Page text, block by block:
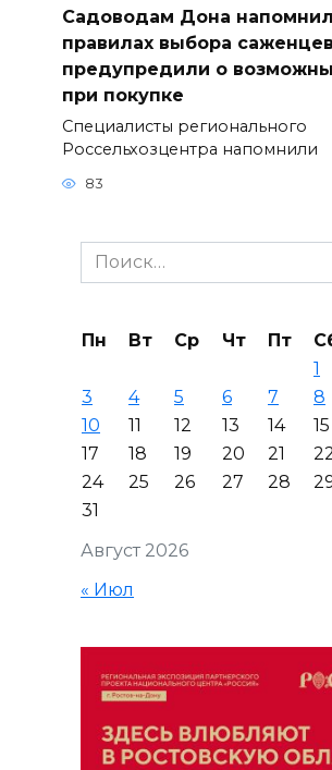
Садоводам Дона
правилах выбора
предупредили о
при покупке
Специалисты регионального
Россельхозцентра напомнили
83
Search
for:
Август 2026
Пн Вт Ср Чт Пт
1
3
4 5 6 7 8
10
11 12 13 14 15
17
18 19 20 21
24
25 26 27 28
31
« Июл